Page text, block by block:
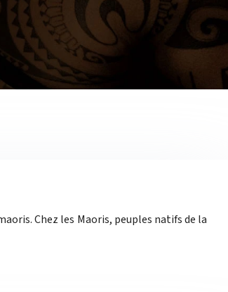
Chez les Maoris, peuples natifs de la